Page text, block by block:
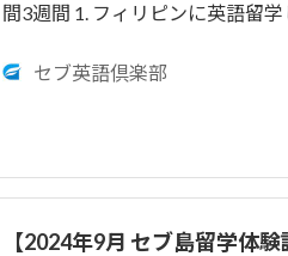
間3週間 1. フィリピンに英語留
セブ英語倶楽部
【2024年9月 セブ島留学体